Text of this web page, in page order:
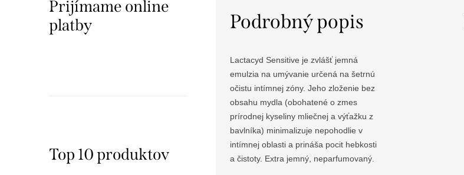
Prijímame online
platby
Top 10 produktov
Podrobný popis
Lactacyd Sensitive je zvlášť jemná
emulzia na umývanie určená na šetrnú
očistu intímnej zóny. Jeho zloženie bez
obsahu mydla (obohatené o zmes
prírodnej kyseliny mliečnej a výťažku z
bavlníka) minimalizuje nepohodlie v
intímnej oblasti a prináša pocit hebkosti
a čistoty. Extra jemný, neparfumovaný.